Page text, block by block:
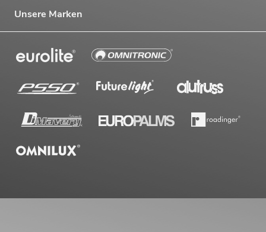
Unsere Marken